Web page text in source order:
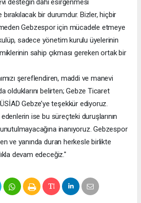
desteğin dahi esirgenmesi
bir durumdur. Bizler, hiçbir
Gebzespor için mücadele etmeye
sadece yönetim kurulu üyelerinin
sahip çıkması gereken ortak bir
şereflendiren, maddi ve manevi
olduklarını belirten; Gebze Ticaret
Gebze’ye teşekkür ediyoruz.
ise bu süreçteki duruşlarının
inanıyoruz. Gebzespor
ve yanında duran herkesle birlikte
devam edeceğiz."